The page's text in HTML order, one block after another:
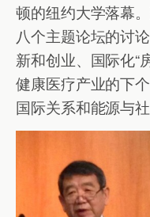
顿的纽约大学落幕
八个主题论坛的讨
新和创业、国际化“
健康医疗产业的下
国际关系和能源与社